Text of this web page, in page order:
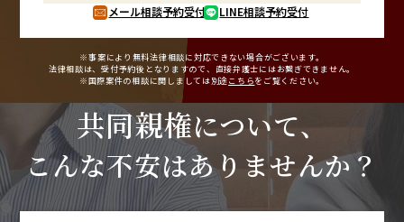
メール相談予約受付
LINE相談予約受付
※事案により無料法律相談に対応できない場合がございます。
法律相談は、受付予約後となりますので、
直接弁護士にはお繋ぎできません。
※国際案件の相談に関しましては別途こちらをご覧ください。
共同親権について、
こんな不安はありませんか？